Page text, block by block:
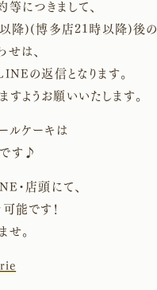
につきまして、
降)(博多店21時以降)後の
せは、
の返信となります。
ようお願いいたします。
ルケーキは
す♪
・店頭にて、
能です！
せ。